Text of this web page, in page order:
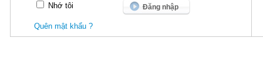
Nhớ tôi
Quên mật khẩu ?